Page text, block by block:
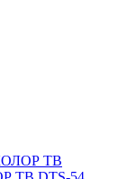
ТВ